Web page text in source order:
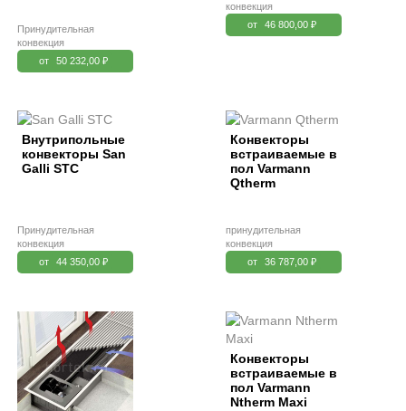
Принудительная
конвекция
от
50 232,00 ₽
конвекция
от
46 800,00 ₽
Внутрипольные
конвекторы San
Galli STC
Принудительная
конвекция
от
44 350,00 ₽
Конвекторы
встраиваемые в
пол Varmann
Qtherm
принудительная
конвекция
от
36 787,00 ₽
Конвекторы
встраиваемые в
пол Varmann
Ntherm Maxi